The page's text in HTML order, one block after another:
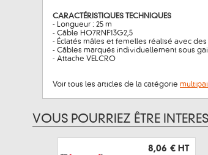
CARACTÉRISTIQUES TECHNIQUES
- Longueur : 25 m
- Câble HO7RNF13G2,5
- Éclatés mâles et femelles réalisé avec
- Câbles marqués individuellement sous
- Attache VELCRO
Voir tous les articles de la catégorie
VOUS POURRIEZ ÊTRE
8,06 € HT